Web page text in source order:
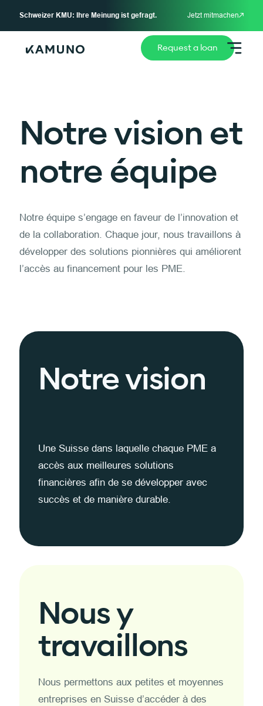
Schweizer KMU: Ihre Meinung ist gefragt. Jetzt mitmachen
Request a loan
Notre vision et
notre équipe
Notre équipe s’engage en faveur de l’innovation et
de la collaboration. Chaque jour, nous travaillons à
développer des solutions pionnières qui améliorent
l’accès au financement pour les PME.
Notre vision
Une Suisse dans laquelle chaque PME a
accès aux meilleures solutions
financières afin de se développer avec
succès et de manière durable.
Nous y
travaillons
Nous permettons aux petites et moyennes
entreprises en Suisse d’accéder à des